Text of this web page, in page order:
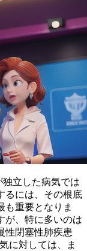
立した病気では
には、 その根底
も重要となりま
が、特に多いのは
性閉塞性肺疾患
に対しては、ま